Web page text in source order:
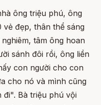
ông triệu phú, ông
đẹp, thân thể sáng
tâm ông hoan
sánh đôi rồi, ông liền
con người cho con
cho nó và mình cũng
đi". Bà triệu phú vội